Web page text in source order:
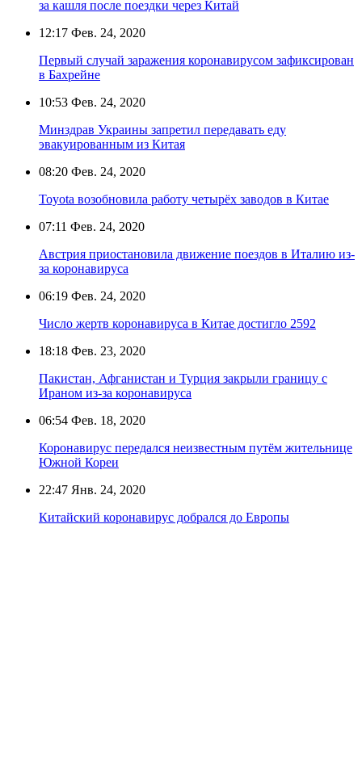
за кашля после поездки через Китай
12:17 Фев. 24, 2020
Первый случай заражения коронавирусом зафиксирован
в Бахрейне
10:53 Фев. 24, 2020
Минздрав Украины запретил передавать еду
эвакуированным из Китая
08:20 Фев. 24, 2020
Toyota возобновила работу четырёх заводов в Китае
07:11 Фев. 24, 2020
Австрия приостановила движение поездов в Италию из-
за коронавируса
06:19 Фев. 24, 2020
Число жертв коронавируса в Китае достигло 2592
18:18 Фев. 23, 2020
Пакистан, Афганистан и Турция закрыли границу с
Ираном из-за коронавируса
06:54 Фев. 18, 2020
Коронавирус передался неизвестным путём жительнице
Южной Кореи
22:47 Янв. 24, 2020
Китайский коронавирус добрался до Европы